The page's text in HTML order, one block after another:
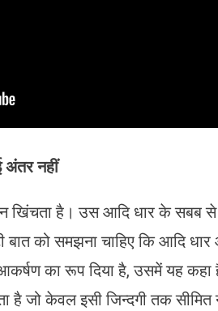
अंतर नहीं
है। उस आदि धार के सबब से
बात को समझना चाहिए कि आदि
का रूप दिया है, उसमें यह कहा
है जो केवल इसी जिन्दगी तक